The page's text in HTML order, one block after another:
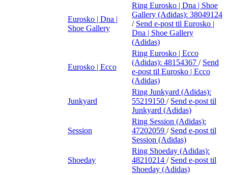
Eurosko | Dna |
Shoe Gallery
Ring Eurosko | Dna | Shoe
Gallery (Adidas): 38049124
/ Send e-post til Eurosko |
Dna | Shoe Gallery
(Adidas)
Eurosko | Ecco
Ring Eurosko | Ecco
(Adidas): 48154367 / Send
e-post til Eurosko | Ecco
(Adidas)
Junkyard
Ring Junkyard (Adidas):
55219150 / Send e-post til
Junkyard (Adidas)
Session
Ring Session (Adidas):
47202059 / Send e-post til
Session (Adidas)
Shoeday
Ring Shoeday (Adidas):
48210214 / Send e-post til
Shoeday (Adidas)